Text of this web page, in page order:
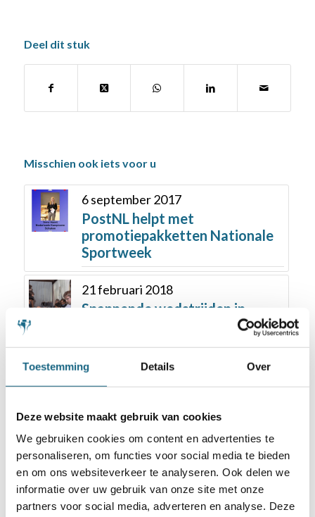
Toestemming Details Over
Deze website maakt gebruik van cookies
We gebruiken cookies om content en advertenties te
personaliseren, om functies voor social media te bieden
en om ons websiteverkeer te analyseren. Ook delen we
informatie over uw gebruik van onze site met onze
partners voor social media, adverteren en analyse. Deze
Deel dit stuk
Misschien ook iets voor u
6 september 2017
PostNL helpt met
promotiepakketten Nationale
Sportweek
21 februari 2018
Spannende wedstrijden in
Eindhoven bij kwalificaties
partijbespreking met
ChessQueens
24 mei 2017
VPRO 2Doc: De stelling Van
Foreest, een schaakfamilie